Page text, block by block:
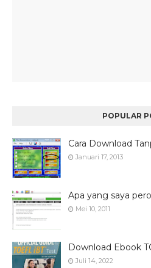
POPULAR
Cara Download
Januari 17, 2013
Apa yang saya
Mei 10, 2011
Download Ebook
Juli 14, 2022